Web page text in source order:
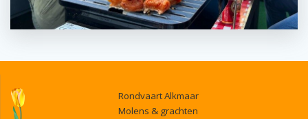
Rondvaart Alkmaar
Molens & grachten